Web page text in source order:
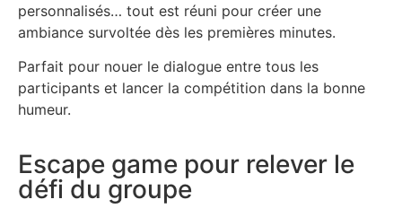
personnalisés… tout est réuni pour créer une
ambiance survoltée dès les premières minutes.
Parfait pour nouer le dialogue entre tous les
participants et lancer la compétition dans la bonne
humeur.
Escape game pour relever le
défi du groupe